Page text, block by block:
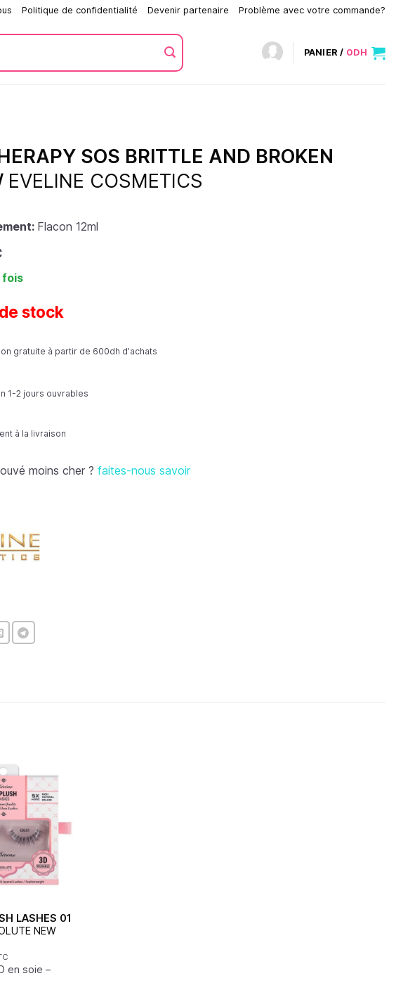
Politique de confidentialité Devenir partenaire Problème avec votre commande?
PANIER / 0DH
SOS BRITTLE AND BROKEN
EVELINE COSMETICS
Flacon 12ml
fois
stock
gratuite à partir de 600dh d'achats
1-2 jours ouvrables
à la livraison
moins cher ? faites-nous savoir
LASHES 01
NEW
en soie –